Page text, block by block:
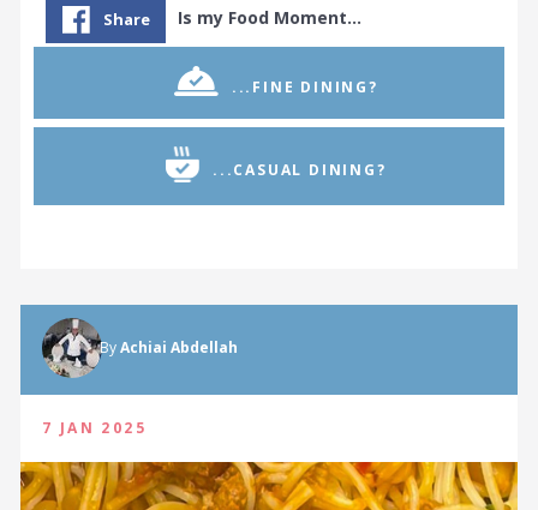
Share Is my Food Moment…
...FINE DINING?
...CASUAL DINING?
ByAchiai Abdellah
7 JAN 2025